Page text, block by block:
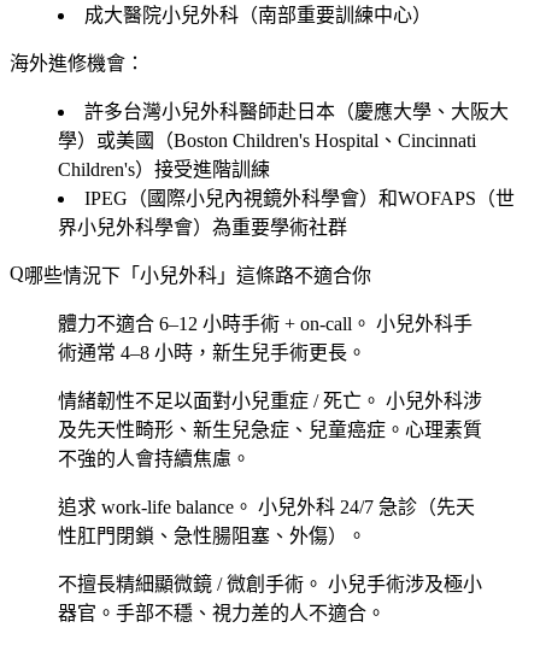
成大醫院小兒外科（南部重要訓練中心）
海外進修機會：
許多台灣小兒外科醫師赴日本（慶應大學、大阪大
學）或美國（Boston Children's Hospital、Cincinnati
Children's）接受進階訓練
IPEG（國際小兒內視鏡外科學會）和WOFAPS（世
界小兒外科學會）為重要學術社群
哪些情況下「小兒外科」這條路不適合你
體力不適合 6–12 小時手術 + on-call。 小兒外科手
術通常 4–8 小時，新生兒手術更長。
情緒韌性不足以面對小兒重症 / 死亡。 小兒外科涉
及先天性畸形、新生兒急症、兒童癌症。心理素質
不強的人會持續焦慮。
追求 work-life balance。 小兒外科 24/7 急診（先天
性肛門閉鎖、急性腸阻塞、外傷）。
不擅長精細顯微鏡 / 微創手術。 小兒手術涉及極小
器官。手部不穩、視力差的人不適合。